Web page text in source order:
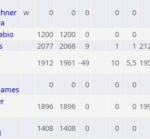
w 0 0 0 0 0
1200 1200 0 0
0
2077 2068 9 1 1
1912 1961 -49 10 5,5
0 0 0 0 0
1896 1896 0 0 0
1408 1408 0 0 0